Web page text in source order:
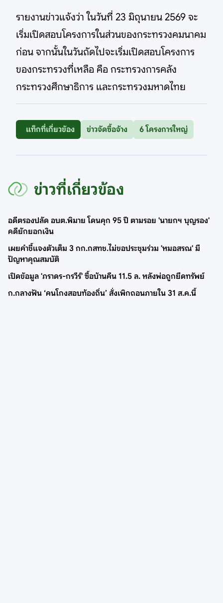
รายงานข่าวแจ้งว่า ในวันที่ 23 มิถุนายน 2569 จะ
เริ่มเปิดสอบโครงการในส่วนของกระทรวงคมนาคม
ก่อน จากนั้นในวันถัดไปจะเริ่มเปิดสอบโครงการ
ของกระทรวงที่เหลือ คือ กระทรวงการคลัง
กระทรวงศึกษาธิการ และกระทรวงมหาดไทย
แท็กที่เกี่ยวข้อง ข่าวจัดซื้อจ้าง 6 โครงการใหญ่
ข่าวที่เกี่ยวข้อง
อดีตรองปลัด อบต.พิมาย โดนคุก 95 ปี ตามรอย 'นายกฯ บุญรอง'
คดียักยอกเงิน
เผยคำชี้แจงตัวเต็ม 3 กก.กสทช.ไม่ขอประชุมร่วม 'หมอสรณ' มี
ปัญหาคุณสมบัติ
เปิดข้อมูล 'ภราดร-กรวีร์' ซื้อบ้านคืน 11.5 ล. หลังพ่อถูกยึดทรัพย์
ก.กลางฟัน ‘คนโกงสอบท้องถิ่น’ สั่งเพิกถอนภายใน 31 ส.ค.นี้